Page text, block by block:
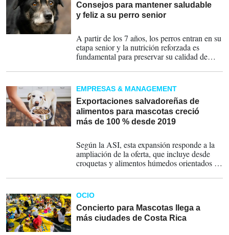
Consejos para mantener saludable
y feliz a su perro senior
A partir de los 7 años, los perros entran en su
etapa senior y la nutrición reforzada es
fundamental para preservar su calidad de
EMPRESAS & MANAGEMENT
Exportaciones salvadoreñas de
alimentos para mascotas creció
más de 100 % desde 2019
Según la ASI, esta expansión responde a la
ampliación de la oferta, que incluye desde
croquetas y alimentos húmedos orientados al
mezclas destinadas a granjas avícolas,
piscifactorías y unidades de producción
intensiva.
OCIO
Concierto para Mascotas llega a
más ciudades de Costa Rica